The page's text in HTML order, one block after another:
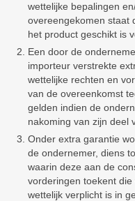
wettelijke bepalingen
overeengekomen staat
het product geschikt is
Een door de
importeur verstrekte
wettelijke rechten en
van de overeenkomst
gelden indien de
nakoming van zijn deel
Onder extra garantie
de ondernemer, diens
waarin deze aan de
vorderingen toekent
wettelijk verplicht is in